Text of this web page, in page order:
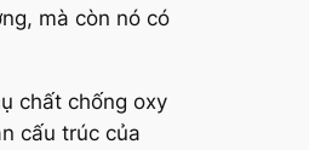
mà còn nó có
chất chống oxy
cấu trúc của